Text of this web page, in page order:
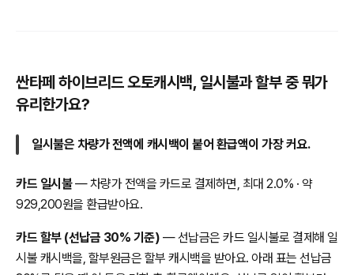
싼타페 하이브리드 오토캐시백, 일시불과 할부 중 뭐가
유리한가요?
일시불은 차량가 전액에 캐시백이 붙어 환급액이 가장 커요.
카드 일시불— 차량가 전액을 카드로 결제하면, 최대 2.0% · 약
929,200원을 환급받아요.
카드 할부 (선납금 30% 기준) — 선납금은 카드 일시불로 결제해 일
시불 캐시백을, 할부원금은 할부 캐시백을 받아요. 아래 표는 선납금